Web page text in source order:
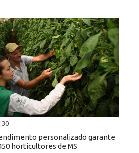
personalizado garante
horticultores de MS